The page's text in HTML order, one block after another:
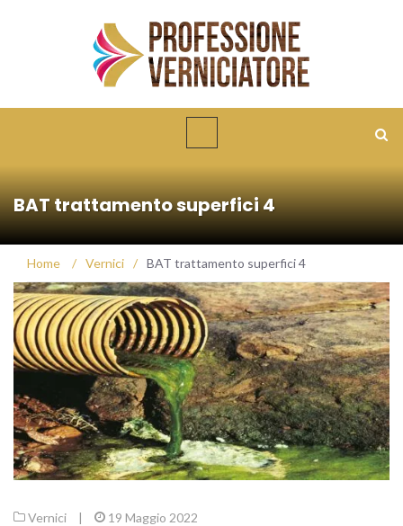
BAT trattamento superfici 4
Home / Vernici / BAT trattamento superfici 4
Vernici | 19 Maggio 2022